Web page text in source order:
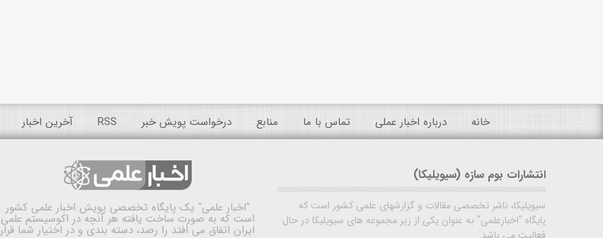
خانه درباره اخبار عملی تماس با ما منابع درخواست پویش خبر RSS آخرین اخبار
انتشارات بوم سازه (سیویلیکا)
سیویلیکا، ناشر تخصصی مقالات و گزارشهای علمی کشور است که
پایگاه "اخبارعلمی" به عنوان یکی از زیر مجموعه های سیویلیکا در حال
"اخبار علمی" یک پایگاه تخصصی پویش اخبار علمی کشور
است که به صورت ساخت یافته هر آنچه در اکوسیستم علمی
ایران اتفاق می افتد را رصد، دسته بندی و در اختیار شما قرار